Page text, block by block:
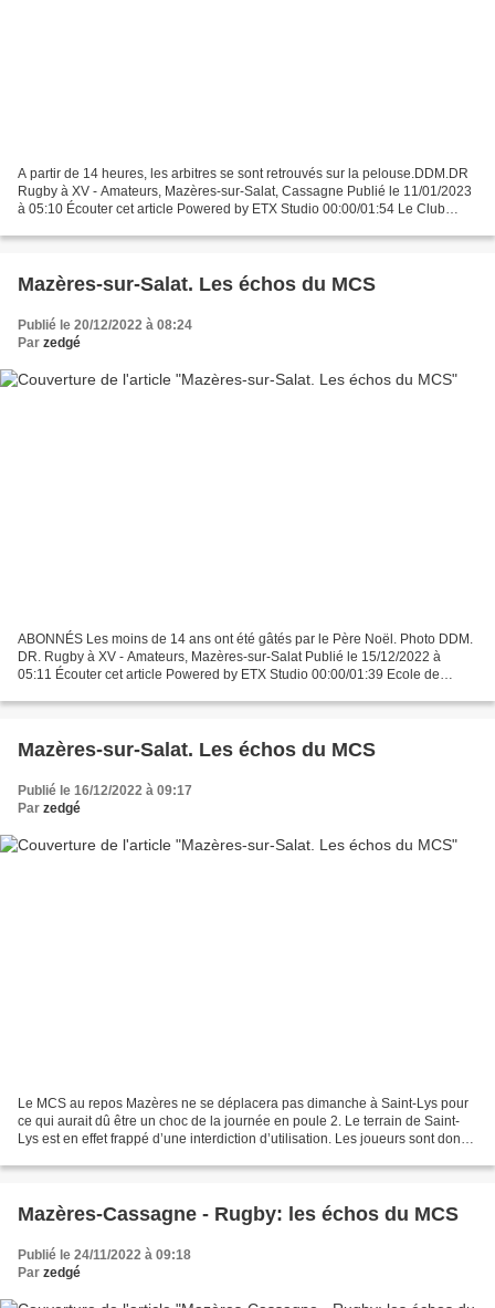
A partir de 14 heures, les arbitres se sont retrouvés sur la pelouse.DDM.DR
Rugby à XV - Amateurs, Mazères-sur-Salat, Cassagne Publié le 11/01/2023
à 05:10 Écouter cet article Powered by ETX Studio 00:00/01:54 Le Club
Mazères-sur-Salat. Les échos du MCS
Publié le 20/12/2022 à 08:24
Par zedgé
ABONNÉS Les moins de 14 ans ont été gâtés par le Père Noël. Photo DDM.
DR. Rugby à XV - Amateurs, Mazères-sur-Salat Publié le 15/12/2022 à
05:11 Écouter cet article Powered by ETX Studio 00:00/01:39 Ecole de
Mazères-sur-Salat. Les échos du MCS
Publié le 16/12/2022 à 09:17
Par zedgé
Le MCS au repos Mazères ne se déplacera pas dimanche à Saint-Lys pour
ce qui aurait dû être un choc de la journée en poule 2. Le terrain de Saint-
Lys est en effet frappé d’une interdiction d’utilisation. Les joueurs sont donc
Mazères-Cassagne - Rugby: les échos du MCS
Publié le 24/11/2022 à 09:18
Par zedgé